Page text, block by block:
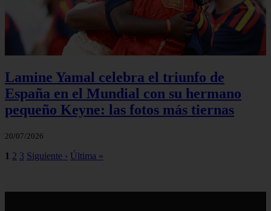
Lamine Yamal celebra el triunfo de
España en el Mundial con su hermano
pequeño Keyne: las fotos más tiernas
20/07/2026
1 2 3 Siguiente › Última »